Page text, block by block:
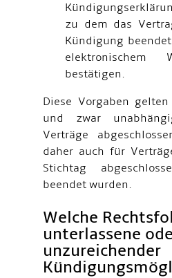
zu dem das
Kündigung
bestätigen.
Diese Vorgaben
und zwar
Verträge
daher auch für
Stichtag
beendet wurden.
Welche
unterlassene
unzureichender